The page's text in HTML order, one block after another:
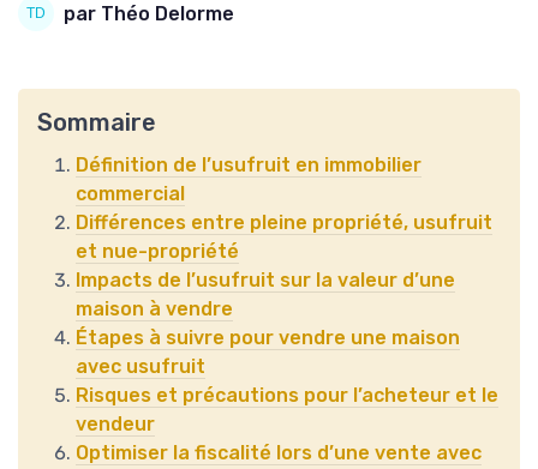
par Théo Delorme
Sommaire
Définition de l’usufruit en immobilier
commercial
Différences entre pleine propriété, usufruit
et nue-propriété
Impacts de l’usufruit sur la valeur d’une
maison à vendre
Étapes à suivre pour vendre une maison
avec usufruit
Risques et précautions pour l’acheteur et le
vendeur
Optimiser la fiscalité lors d’une vente avec